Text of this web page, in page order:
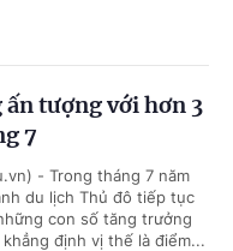
tượng với hơn 3
7
- Trong tháng 7 năm
du lịch Thủ đô tiếp tục
con số tăng trưởng
khẳng định vị thế là điểm...